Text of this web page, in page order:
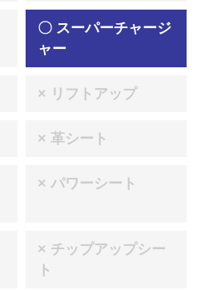
〇 スーパーチャージ
ャー
× リフトアップ
× 革シート
× パワーシート
× チップアップシー
ト